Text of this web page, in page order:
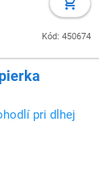
Kód: 450674
pri dlhej